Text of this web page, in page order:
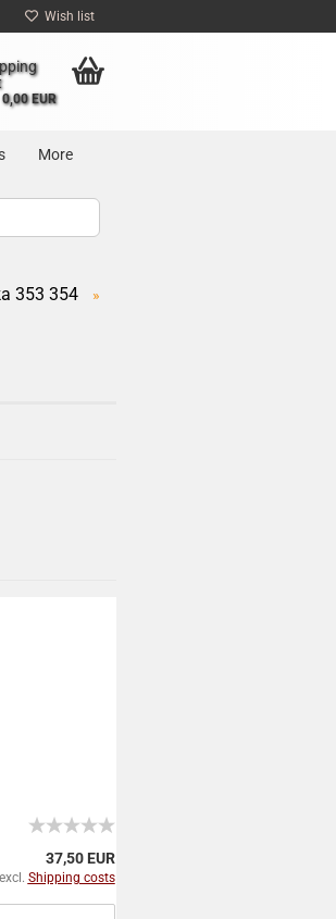
Wish list
0,00 EUR
More
353 354 »
37,50 EUR
Shipping costs